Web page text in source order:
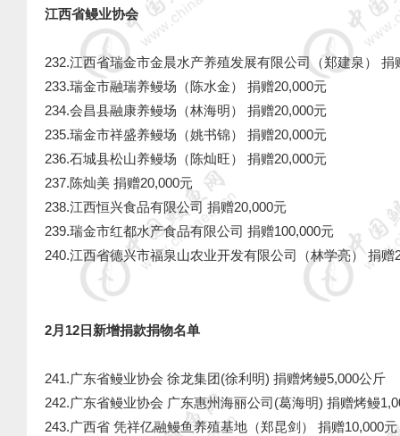
江西省鳗业协会
232.江西省瑞金市金晨水产养殖发展有限公司（郑建泉） 捐
233.瑞金市融瑞养鳗场（陈水金） 捐赠20,000元
234.会昌县融康养鳗场（林海明） 捐赠20,000元
235.瑞金市祥盛养鳗场（姚书锦） 捐赠20,000元
236.石城县松山养鳗场（陈灿旺） 捐赠20,000元
237.陈灿美 捐赠20,000元
238.江西恒兴食品有限公司 捐赠20,000元
239.瑞金市红都水产食品有限公司 捐赠100,000元
240.江西省德兴市福泉山农业开发有限公司（林学亮） 捐赠
2月12日新增捐款捐物名单
241.广东省鳗业协会 徐龙集团(徐利明) 捐赠烤鳗5,000公斤
242.广东省鳗业协会 广东惠州海丽公司(葛海明) 捐赠烤鳗
243.广西省 凭祥亿融鳗鱼养殖基地（郑昆剑） 捐赠10,000元